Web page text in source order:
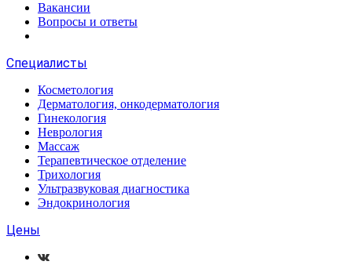
Вакансии
Вопросы и ответы
Специалисты
Косметология
Дерматология, онкодерматология
Гинекология
Неврология
Массаж
Терапевтическое отделение
Трихология
Ультразвуковая диагностика
Эндокринология
Цены